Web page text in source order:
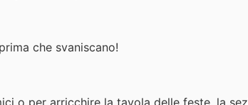
che svaniscano!